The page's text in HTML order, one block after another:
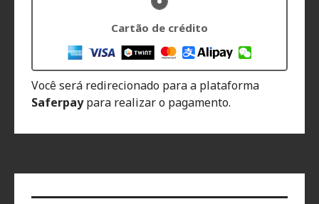
Cartão de crédito
Você será redirecionado para a plataforma
Saferpaypara realizar o pagamento.